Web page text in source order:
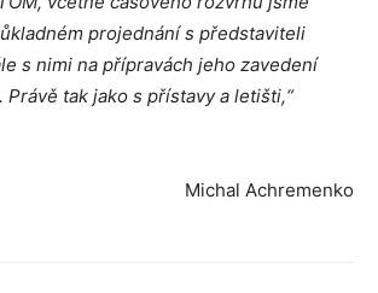
projednání s představiteli
s nimi na přípravách jeho zavedení
tak jako s přístavy a letišti,“
Michal Achremenko